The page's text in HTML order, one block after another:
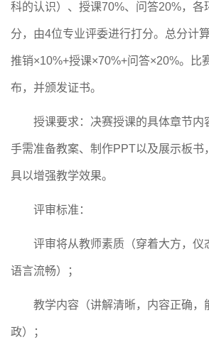
科的认识）、授课70%、问答20%，各
分，由4位专业评委进行打分。总分计
推销×10%+授课×70%+问答×20%。比
布，并颁发证书。
授课要求：决赛授课的具体章节内
手需准备教案、制作PPT以及展示板书
具以增强教学效果。
评审标准：
评审将从教师素质（穿着大方，仪
语言流畅） ；
教学内容（讲解清晰，内容正确，
政） ；